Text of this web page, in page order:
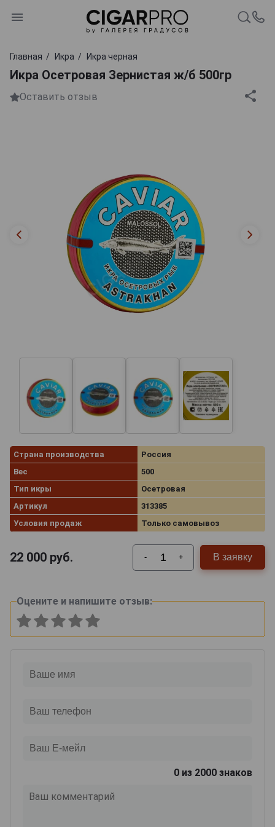
Главная Икра Икра черная
Икра Осетровая Зернистая ж/б 500гр
Оставить отзыв
Страна производства
Россия
Вес
500
Тип икры
Осетровая
Артикул
313385
Условия продаж
Только самовывоз
22 000 руб. - + В заявку
Оцените и напишите отзыв:
0 из 2000 знаков